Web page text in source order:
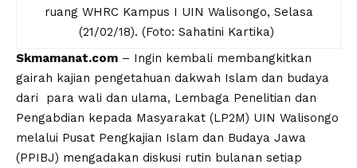
ruang WHRC Kampus I UIN Walisongo, Selasa
(21/02/18). (Foto: Sahatini Kartika)
Skmamanat.com – Ingin kembali membangkitkan
gairah kajian pengetahuan dakwah Islam dan budaya
dari para wali dan ulama, Lembaga Penelitian dan
Pengabdian kepada Masyarakat (LP2M) UIN Walisongo
melalui Pusat Pengkajian Islam dan Budaya Jawa
(PPIBJ) mengadakan diskusi rutin bulanan setiap